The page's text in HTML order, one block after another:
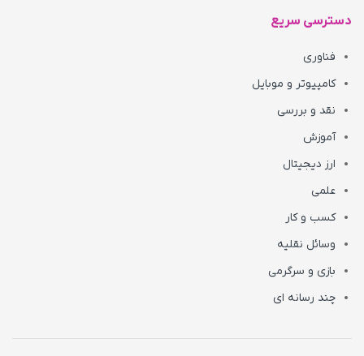
دسترسی سریع
فناوری
کامپیوتر و موبایل
نقد و بررسی
آموزش
ارز دیجیتال
علمی
کسب و کار
وسائل نقلیه
بازی و سرگرمی
چند رسانه ای